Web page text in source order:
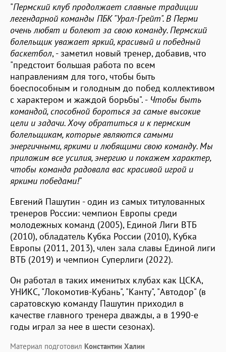
"Пермский клуб продолжает славные традиции
легендарной команды ПБК "Урал-Грейт". В Перми
очень любят и болеют за свою команду. Пермский
болельщик уважает яркий, красивый и победный
баскетбол, - заметил новый тренер, добавив, что
"предстоит большая работа по всем
направлениям для того, чтобы быть
боеспособным и голодным до побед коллективом
с характером и жаждой борьбы". - Чтобы быть
командой, способной бороться за самые высокие
цели и задачи. Хочу обратиться и к пермским
болельщикам, которые являются самыми
энергичными, яркими и любящими свою команду. Мы
приложим все усилия, энергию и покажем характер,
чтобы команда радовала вас красивой игрой и
яркими победами!"
Евгений Пашутин - один из самых титулованных
тренеров России: чемпион Европы среди
молодежных команд (2005), Единой Лиги ВТБ
(2010), обладатель Кубка России (2010), Кубка
Европы (2011, 2013), член зала славы Единой лиги
ВТБ (2019) и чемпион Суперлиги (2022).
Он работал в таких именитых клубах как ЦСКА,
УНИКС, "Локомотив-Кубань", "Канту", "Автодор" (в
саратовскую команду Пашутин приходил в
качестве главного тренера дважды, а в 1990-е
годы играл за нее в шести сезонах).
Материал подготовил Константин Халин